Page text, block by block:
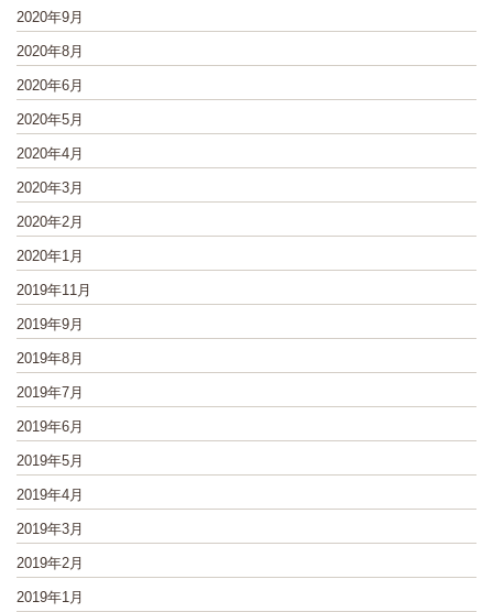
2020年9月
2020年8月
2020年6月
2020年5月
2020年4月
2020年3月
2020年2月
2020年1月
2019年11月
2019年9月
2019年8月
2019年7月
2019年6月
2019年5月
2019年4月
2019年3月
2019年2月
2019年1月